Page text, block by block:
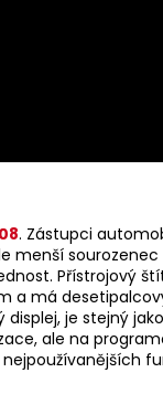
. Zástupci
menší sourozenec
Přístrojový
a má
je stejný
ale na